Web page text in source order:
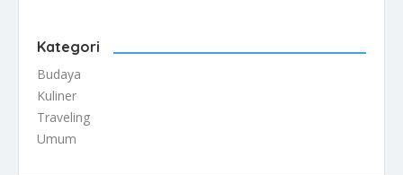
Kategori
Budaya
Kuliner
Traveling
Umum